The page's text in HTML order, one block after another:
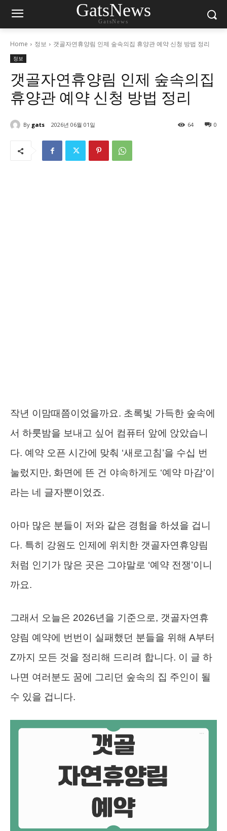
GatsNews
GatsNews
Home 정보 갯골자연휴양림 인제 숲속의집 휴양관 예약 신청 방법 정리
정보
갯골자연휴양림 인제 숲속의집
휴양관 예약 신청 방법 정리
By gats 2026년 06월 01일 0
64
작년 이맘때쯤이었을까요. 초록빛 가득한 숲속에
서 하룻밤을 보내고 싶어 컴퓨터 앞에 앉았습니
다. 예약 오픈 시간에 맞춰 ‘새로고침’을 수십 번
눌렀지만, 화면에 뜬 건 야속하게도 ‘예약 마감’이
라는 네 글자뿐이었죠.
아마 많은 분들이 저와 같은 경험을 하셨을 겁니
다. 특히 강원도 인제에 위치한 갯골자연휴양림
처럼 인기가 많은 곳은 그야말로 ‘예약 전쟁’이니
까요.
그래서 오늘은 2026년을 기준으로, 갯골자연휴
양림 예약에 번번이 실패했던 분들을 위해 A부터
Z까지 모든 것을 정리해 드리려 합니다. 이 글 하
나면 여러분도 꿈에 그리던 숲속의 집 주인이 될
수 있을 겁니다.